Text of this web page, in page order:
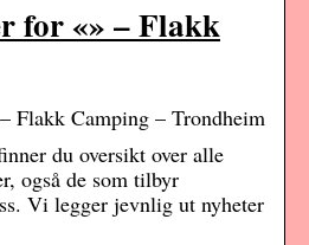
for «» – Flakk
Flakk Camping – Trondheim
du oversikt over alle
også de som tilbyr
Vi legger jevnlig ut nyheter